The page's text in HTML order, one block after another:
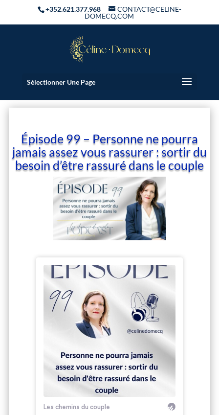
+352.621.377.968
CONTACT@CELINE-
DOMECQ.COM
Sélectionner Une Page
Épisode 99 – Personne ne pourra
jamais assez vous rassurer : sortir du
besoin d’être rassuré dans le couple